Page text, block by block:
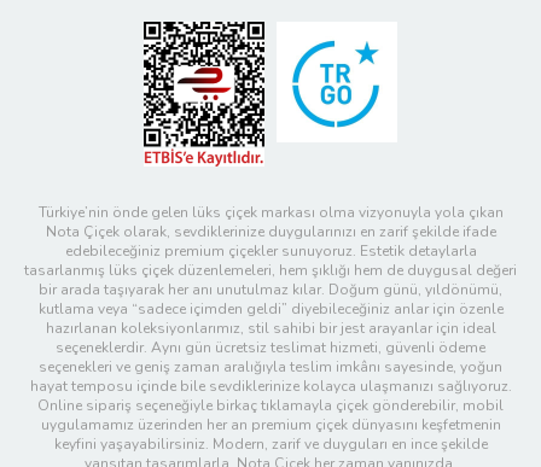
Türkiye’nin önde gelen lüks çiçek markası olma vizyonuyla yola çıkan
Nota Çiçek olarak, sevdiklerinize duygularınızı en zarif şekilde ifade
edebileceğiniz premium çiçekler sunuyoruz. Estetik detaylarla
tasarlanmış lüks çiçek düzenlemeleri, hem şıklığı hem de duygusal değeri
bir arada taşıyarak her anı unutulmaz kılar. Doğum günü, yıldönümü,
kutlama veya “sadece içimden geldi” diyebileceğiniz anlar için özenle
hazırlanan koleksiyonlarımız, stil sahibi bir jest arayanlar için ideal
seçeneklerdir. Aynı gün ücretsiz teslimat hizmeti, güvenli ödeme
seçenekleri ve geniş zaman aralığıyla teslim imkânı sayesinde, yoğun
hayat temposu içinde bile sevdiklerinize kolayca ulaşmanızı sağlıyoruz.
Online sipariş seçeneğiyle birkaç tıklamayla çiçek gönderebilir, mobil
uygulamamız üzerinden her an premium çiçek dünyasını keşfetmenin
keyfini yaşayabilirsiniz. Modern, zarif ve duyguları en ince şekilde